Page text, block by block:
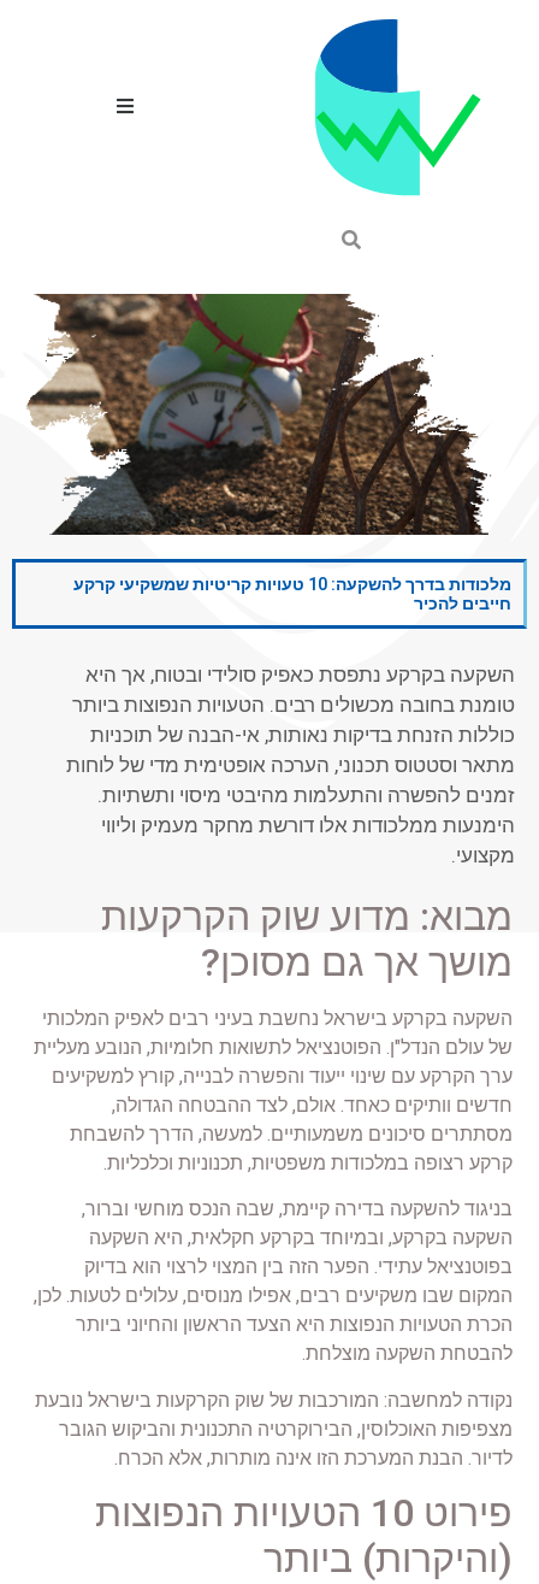
מלכודות בדרך להשקעה: 10 טעויות קריטיות שמשקיעי קרקע
חייבים להכיר
השקעה בקרקע נתפסת כאפיק סולידי ובטוח, אך היא
טומנת בחובה מכשולים רבים. הטעויות הנפוצות ביותר
כוללות הזנחת בדיקות נאותות, אי-הבנה של תוכניות
מתאר וסטטוס תכנוני, הערכה אופטימית מדי של לוחות
זמנים להפשרה והתעלמות מהיבטי מיסוי ותשתיות.
הימנעות ממלכודות אלו דורשת מחקר מעמיק וליווי
מקצועי.
מבוא: מדוע שוק הקרקעות
מושך אך גם מסוכן?
השקעה בקרקע בישראל נחשבת בעיני רבים לאפיק המלכותי
של עולם הנדל"ן. הפוטנציאל לתשואות חלומיות, הנובע מעליית
ערך הקרקע עם שינוי ייעוד והפשרה לבנייה, קורץ למשקיעים
חדשים וותיקים כאחד. אולם, לצד ההבטחה הגדולה,
מסתתרים סיכונים משמעותיים. למעשה, הדרך להשבחת
קרקע רצופה במלכודות משפטיות, תכנוניות וכלכליות.
בניגוד להשקעה בדירה קיימת, שבה הנכס מוחשי וברור,
השקעה בקרקע, ובמיוחד בקרקע חקלאית, היא השקעה
בפוטנציאל עתידי. הפער הזה בין המצוי לרצוי הוא בדיוק
המקום שבו משקיעים רבים, אפילו מנוסים, עלולים לטעות. לכן,
הכרת הטעויות הנפוצות היא הצעד הראשון והחיוני ביותר
להבטחת השקעה מוצלחת.
נקודה למחשבה: המורכבות של שוק הקרקעות בישראל נובעת
מצפיפות האוכלוסין, הבירוקרטיה התכנונית והביקוש הגובר
לדיור. הבנת המערכת הזו אינה מותרות, אלא הכרח.
פירוט 10 הטעויות הנפוצות
(והיקרות) ביותר